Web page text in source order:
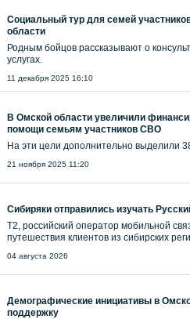
Социальный тур для семей
области
Родным бойцов рассказывают о
услугах.
11 декабря 2025 16:10
В Омской области увеличили
помощи семьям участников СВО
На эти цели дополнительно выделили
21 ноября 2025 11:20
Сибиряки отправились изучать
T2, российский оператор мобильной
путешествия клиентов из сибирских
04 августа 2026
Демографические инициативы в
поддержку